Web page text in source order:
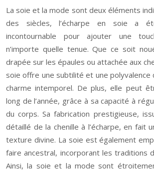
La soie et la mode sont deux éléments
des siècles, l’écharpe en soie a
incontournable pour ajouter une
n’importe quelle tenue. Que ce soit
drapée sur les épaules ou attachée aux
soie offre une subtilité et une polyvalence
charme intemporel. De plus, elle peut
long de l’année, grâce à sa capacité à
du corps. Sa fabrication prestigieuse,
détaillé de la chenille à l’écharpe, en fait
texture divine. La soie est également
faire ancestral, incorporant les traditions
Ainsi, la soie et la mode sont